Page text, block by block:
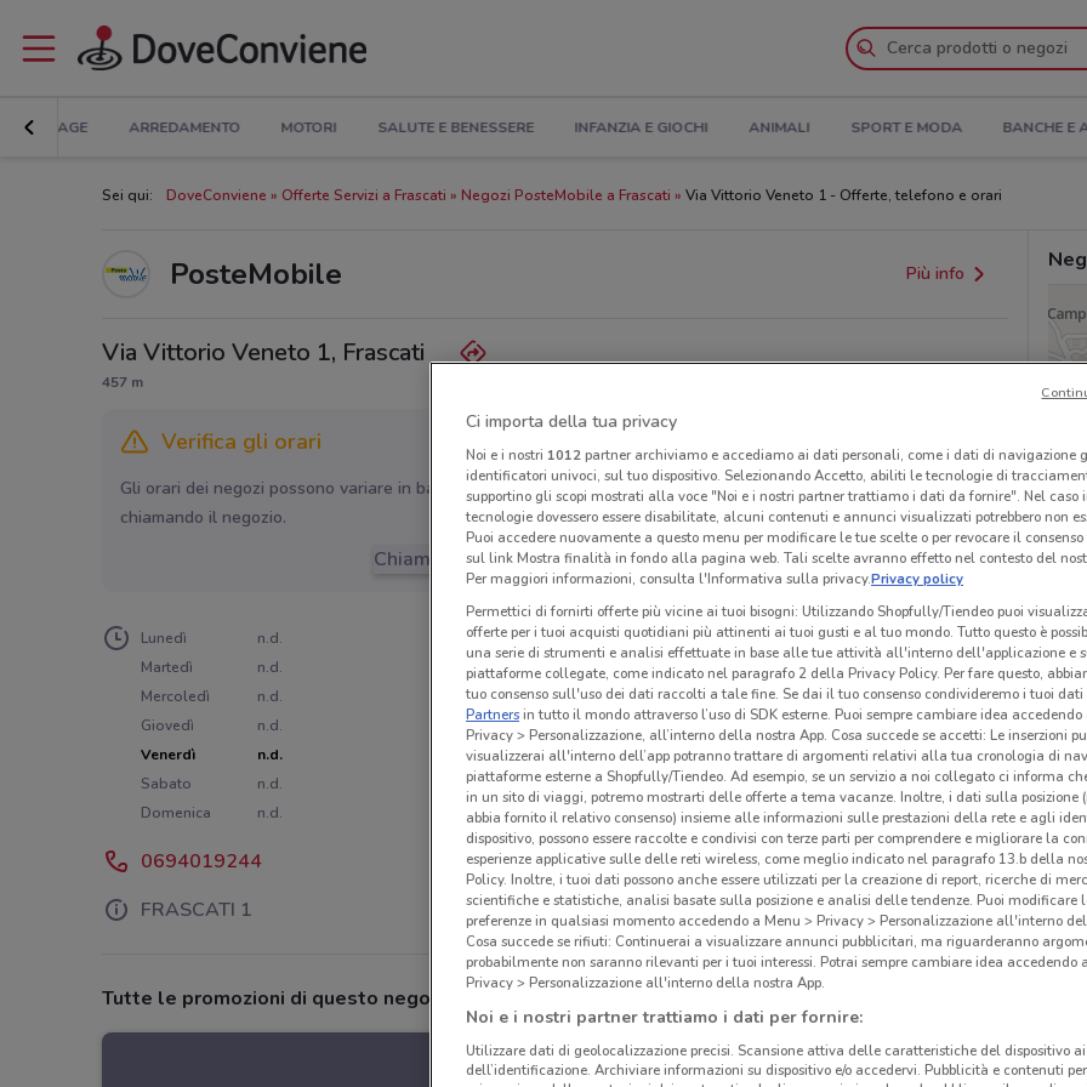
BRICOLAGE ARREDAMENTO MOTORI SALUTE E BENESSERE INFANZIA E GIOCHI ANIMALI SPORT E MODA BANCHE E
Sei qui: DoveConviene Offerte Servizi a Frascati Negozi PosteMobile a Frascati Via Vittorio Veneto 1 - Offerte, telefono e orari
PosteMobile Più info
Via Vittorio Veneto 1, Frascati
457 m
Verifica gli orari
Gli orari dei negozi possono variare in base agli ultimi provvedimenti regionali o nazionali. Verifica l’accuratezza
chiamando il negozio.
Chiama il negozio
Lunedì
n.d.
Martedì
n.d.
Mercoledì
n.d.
Giovedì
n.d.
Venerdì
n.d.
Sabato
n.d.
Domenica
n.d.
0694019244
FRASCATI 1
Tutte le promozioni di questo negozio
Ci importa della tua privacy
Noi e i nostri 1012partner archiviamo e accediamo ai dati personali, come i dati di navigazione
identificatori univoci, sul tuo dispositivo. Selezionando Accetto, abiliti le tecnologie di
supportino gli scopi mostrati alla voce "Noi e i nostri partner trattiamo i dati da fornire". Nel caso
tecnologie dovessero essere disabilitate, alcuni contenuti e annunci visualizzati potrebbero non
Puoi accedere nuovamente a questo menu per modificare le tue scelte o per revocare il
sul link Mostra finalità in fondo alla pagina web. Tali scelte avranno effetto nel contesto del
Per maggiori informazioni, consulta l'Informativa sulla privacy.Privacy policy
Permettici di fornirti offerte più vicine ai tuoi bisogni: Utilizzando Shopfully/Tiendeo puoi
offerte per i tuoi acquisti quotidiani più attinenti ai tuoi gusti e al tuo mondo. Tutto questo è
una serie di strumenti e analisi effettuate in base alle tue attività all'interno dell'applicazione e
piattaforme collegate, come indicato nel paragrafo 2 della Privacy Policy. Per fare questo,
tuo consenso sull'uso dei dati raccolti a tale fine. Se dai il tuo consenso condivideremo i tuoi dati
Partnersin tutto il mondo attraverso l’uso di SDK esterne. Puoi sempre cambiare idea accedendo
Privacy > Personalizzazione, all’interno della nostra App. Cosa succede se accetti: Le inserzioni
visualizzerai all'interno dell’app potranno trattare di argomenti relativi alla tua cronologia di
piattaforme esterne a Shopfully/Tiendeo. Ad esempio, se un servizio a noi collegato ci informa
in un sito di viaggi, potremo mostrarti delle offerte a tema vacanze. Inoltre, i dati sulla posizione
abbia fornito il relativo consenso) insieme alle informazioni sulle prestazioni della rete e agli
dispositivo, possono essere raccolte e condivisi con terze parti per comprendere e migliorare la
esperienze applicative sulle delle reti wireless, come meglio indicato nel paragrafo 13.b della
Policy. Inoltre, i tuoi dati possono anche essere utilizzati per la creazione di report, ricerche di
scientifiche e statistiche, analisi basate sulla posizione e analisi delle tendenze. Puoi modificare
preferenze in qualsiasi momento accedendo a Menu > Privacy > Personalizzazione all'interno
Cosa succede se rifiuti: Continuerai a visualizzare annunci pubblicitari, ma riguarderanno
probabilmente non saranno rilevanti per i tuoi interessi. Potrai sempre cambiare idea accedendo
Privacy > Personalizzazione all'interno della nostra App.
Noi e i nostri partner trattiamo i dati per fornire:
Utilizzare dati di geolocalizzazione precisi. Scansione attiva delle caratteristiche del dispositivo
dell’identificazione. Archiviare informazioni su dispositivo e/o accedervi. Pubblicità e contenuti